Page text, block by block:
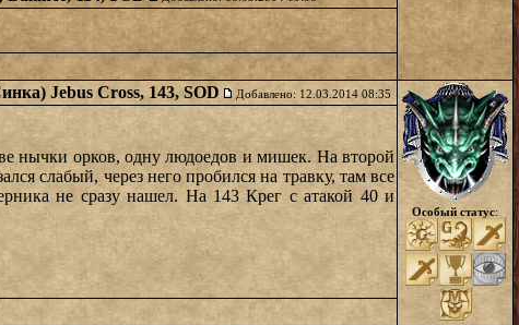
Jebus Cross, 143, SOD Добавлено: 12.03.2014 08:35
нычки орков, одну людоедов и мишек. На второй
слабый, через него пробился на травку, там все
не сразу нашел. На 143 Крег с атакой 40 и
Особый статус: